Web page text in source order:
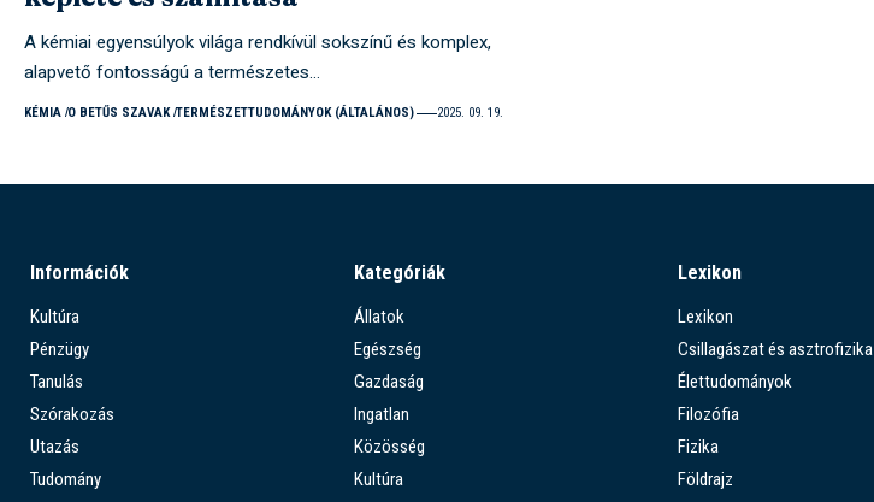
A kémiai egyensúlyok világa rendkívül sokszínű és komplex,
alapvető fontosságú a természetes…
KÉMIA O BETŰS SZAVAK TERMÉSZETTUDOMÁNYOK (ÁLTALÁNOS) 2025. 09. 19.
Információk
Kultúra
Pénzügy
Tanulás
Szórakozás
Utazás
Tudomány
Kategóriák
Állatok
Egészség
Gazdaság
Ingatlan
Közösség
Kultúra
Lexikon
Lexikon
Csillagászat és asztrofizika
Élettudományok
Filozófia
Fizika
Földrajz